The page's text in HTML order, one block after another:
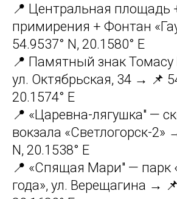
📍 Центральная площадь
примирения + Фонтан
54.9537° N, 20.1580° E
📍 Памятный знак
ул. Октябрьская, 34 → 📌
20.1574° E
📍 «Царевна-лягушка" —
вокзала «Светлогорск-2»
N, 20.1538° E
📍 «Спящая Мари" — парк
года», ул. Верещагина →